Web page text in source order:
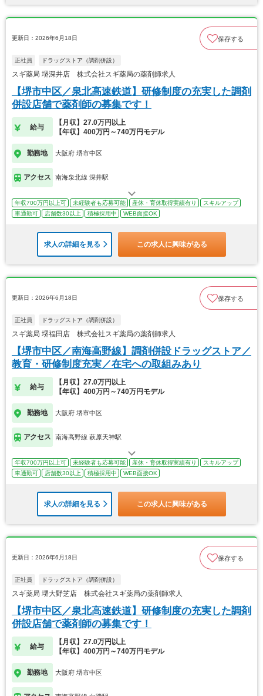
更新日：2026年6月18日 保存する
正社員 ドラッグストア（調剤併設）
スギ薬局 堺深井店 株式会社スギ薬局の薬剤師求人
【堺市中区／泉北高速鉄道】研修制度の充実した調剤
併設店舗で薬剤師の募集です！
給与
【月収】27.0万円以上
【年収】400万円～740万円モデル
勤務地 大阪府 堺市中区
アクセス 南海泉北線 深井駅
年収700万円以上可 未経験者も応募可能 産休・育休取得実績有り
スキルアップ
車通勤可
店舗数30以上 積極採用中 WEB面接OK
求人の詳細を見る この求人に興味がある
更新日：2026年6月18日 保存する
正社員 ドラッグストア（調剤併設）
スギ薬局 堺福田店 株式会社スギ薬局の薬剤師求人
【堺市中区／南海高野線】調剤併設ドラッグストア／
教育・研修制度充実／在宅への取組みあり
給与
【月収】27.0万円以上
【年収】400万円～740万円モデル
勤務地 大阪府 堺市中区
アクセス 南海高野線 萩原天神駅
年収700万円以上可 未経験者も応募可能 産休・育休取得実績有り
スキルアップ
車通勤可
店舗数30以上 積極採用中 WEB面接OK
求人の詳細を見る この求人に興味がある
更新日：2026年6月18日 保存する
正社員 ドラッグストア（調剤併設）
スギ薬局 堺大野芝店 株式会社スギ薬局の薬剤師求人
【堺市中区／泉北高速鉄道】研修制度の充実した調剤
併設店舗で薬剤師の募集です！
給与
【月収】27.0万円以上
【年収】400万円～740万円モデル
勤務地 大阪府 堺市中区